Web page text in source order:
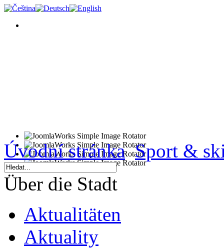
Úvodní stránka Sport &
Über die Stadt
Aktualitäten
Aktuality